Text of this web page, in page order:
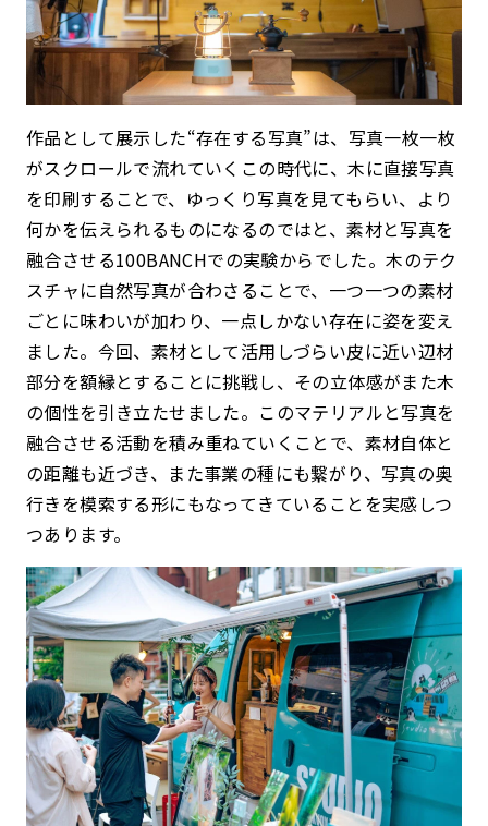
作品として展示した“存在する写真”は、写真一枚一枚
がスクロールで流れていくこの時代に、木に直接写真
を印刷することで、ゆっくり写真を見てもらい、より
何かを伝えられるものになるのではと、素材と写真を
融合させる100BANCHでの実験からでした。木のテク
スチャに自然写真が合わさることで、一つ一つの素材
ごとに味わいが加わり、一点しかない存在に姿を変え
ました。今回、素材として活用しづらい皮に近い辺材
部分を額縁とすることに挑戦し、その立体感がまた木
の個性を引き立たせました。このマテリアルと写真を
融合させる活動を積み重ねていくことで、素材自体と
の距離も近づき、また事業の種にも繋がり、写真の奥
行きを模索する形にもなってきていることを実感しつ
つあります。